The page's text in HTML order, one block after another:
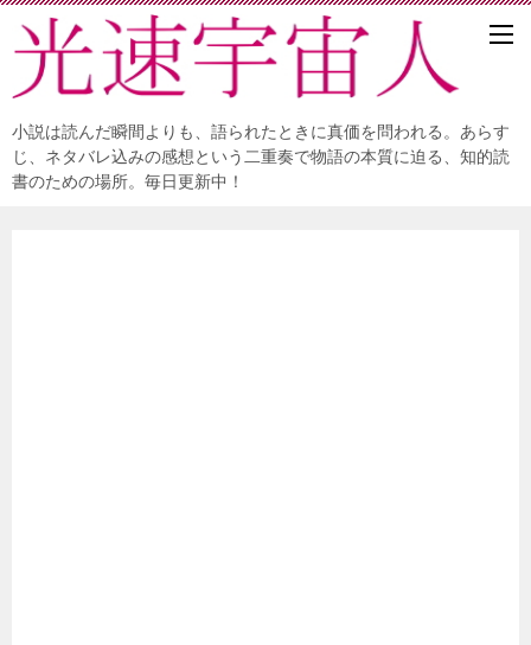
小説は読んだ瞬間よりも、語られたときに真価を問われる。あらす
じ、ネタバレ込みの感想という二重奏で物語の本質に迫る、知的読
書のための場所。毎日更新中！